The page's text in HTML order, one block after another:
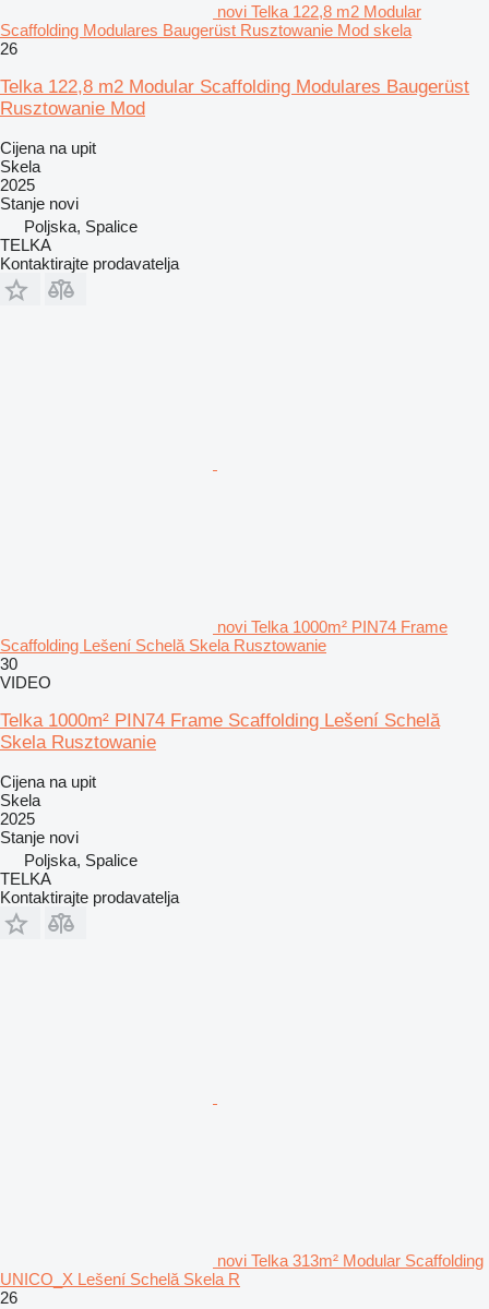
novi Telka 122,8 m2 Modular
Scaffolding Modulares Baugerüst Rusztowanie Mod skela
26
Telka 122,8 m2 Modular Scaffolding Modulares Baugerüst
Rusztowanie Mod
Cijena na upit
Skela
2025
Stanje novi
Poljska, Spalice
TELKA
Kontaktirajte prodavatelja
novi Telka 1000m² PIN74 Frame
Scaffolding Lešení Schelă Skela Rusztowanie
30
VIDEO
Telka 1000m² PIN74 Frame Scaffolding Lešení Schelă
Skela Rusztowanie
Cijena na upit
Skela
2025
Stanje novi
Poljska, Spalice
TELKA
Kontaktirajte prodavatelja
novi Telka 313m² Modular Scaffolding
UNICO_X Lešení Schelă Skela R
26